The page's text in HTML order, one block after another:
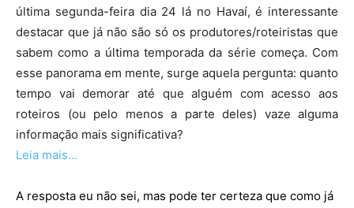
última segunda-feira dia 24 lá no Havaí, é interessante
destacar que já não são só os produtores/roteiristas que
sabem como a última temporada da série começa. Com
esse panorama em mente, surge aquela pergunta: quanto
tempo vai demorar até que alguém com acesso aos
roteiros (ou pelo menos a parte deles) vaze alguma
informação mais significativa?
Leia mais…
A resposta eu não sei, mas pode ter certeza que como já